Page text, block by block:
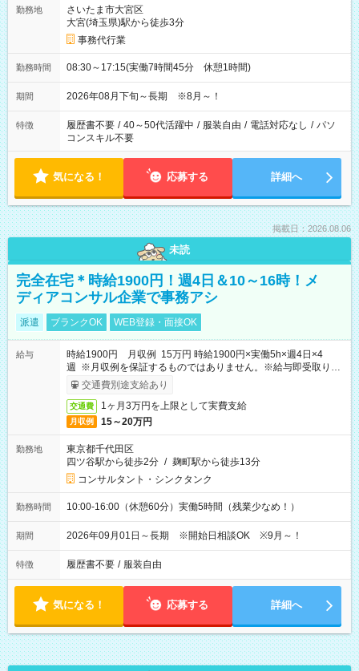
勤務地
さいたま市大宮区
大宮(埼玉県)駅から徒歩3分
事務代行業
勤務時間 08:30～17:15(実働7時間45分 休憩1時間)
期間 2026年08月下旬～長期 ※8月～！
特徴 履歴書不要 / 40～50代活躍中 / 服装自由 / 電話対応なし / パソ
コンスキル不要
気になる！ 応募する 詳細へ
掲載日：2026.08.06
未読
完全在宅＊時給1900円！週4日＆10～16時！メ
ディアコンサル企業で事務アシ
派遣 ブランクOK WEB登録・面接OK
給与
時給1900円 月収例 15万円 時給1900円×実働5h×週4日×4
週 ※月収例を保証するものではありません。※給与即受取りサ
ービス利用可（利用条件有）
交通費別途支給あり
交通費 1ヶ月3万円を上限として実費支給
月収例 15～20万円
勤務地
東京都千代田区
四ツ谷駅から徒歩2分 / 麹町駅から徒歩13分
コンサルタント・シンクタンク
勤務時間 10:00-16:00（休憩60分）実働5時間（残業少なめ！）
期間 2026年09月01日～長期 ※開始日相談OK ※9月～！
特徴 履歴書不要 / 服装自由
気になる！ 応募する 詳細へ